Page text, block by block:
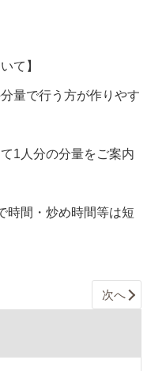
て】
量で行う方が作りやす
1人分の分量をご案内
時間・炒め時間等は短
次へ